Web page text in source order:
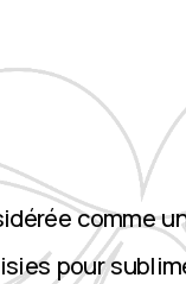
comme
pour